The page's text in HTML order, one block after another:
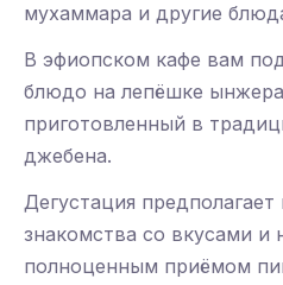
мухаммара и другие
В эфиопском кафе вам
блюдо на лепёшке
приготовленный в
джебена.
Дегустация
знакомства со вкусами и
полноценным приёмом